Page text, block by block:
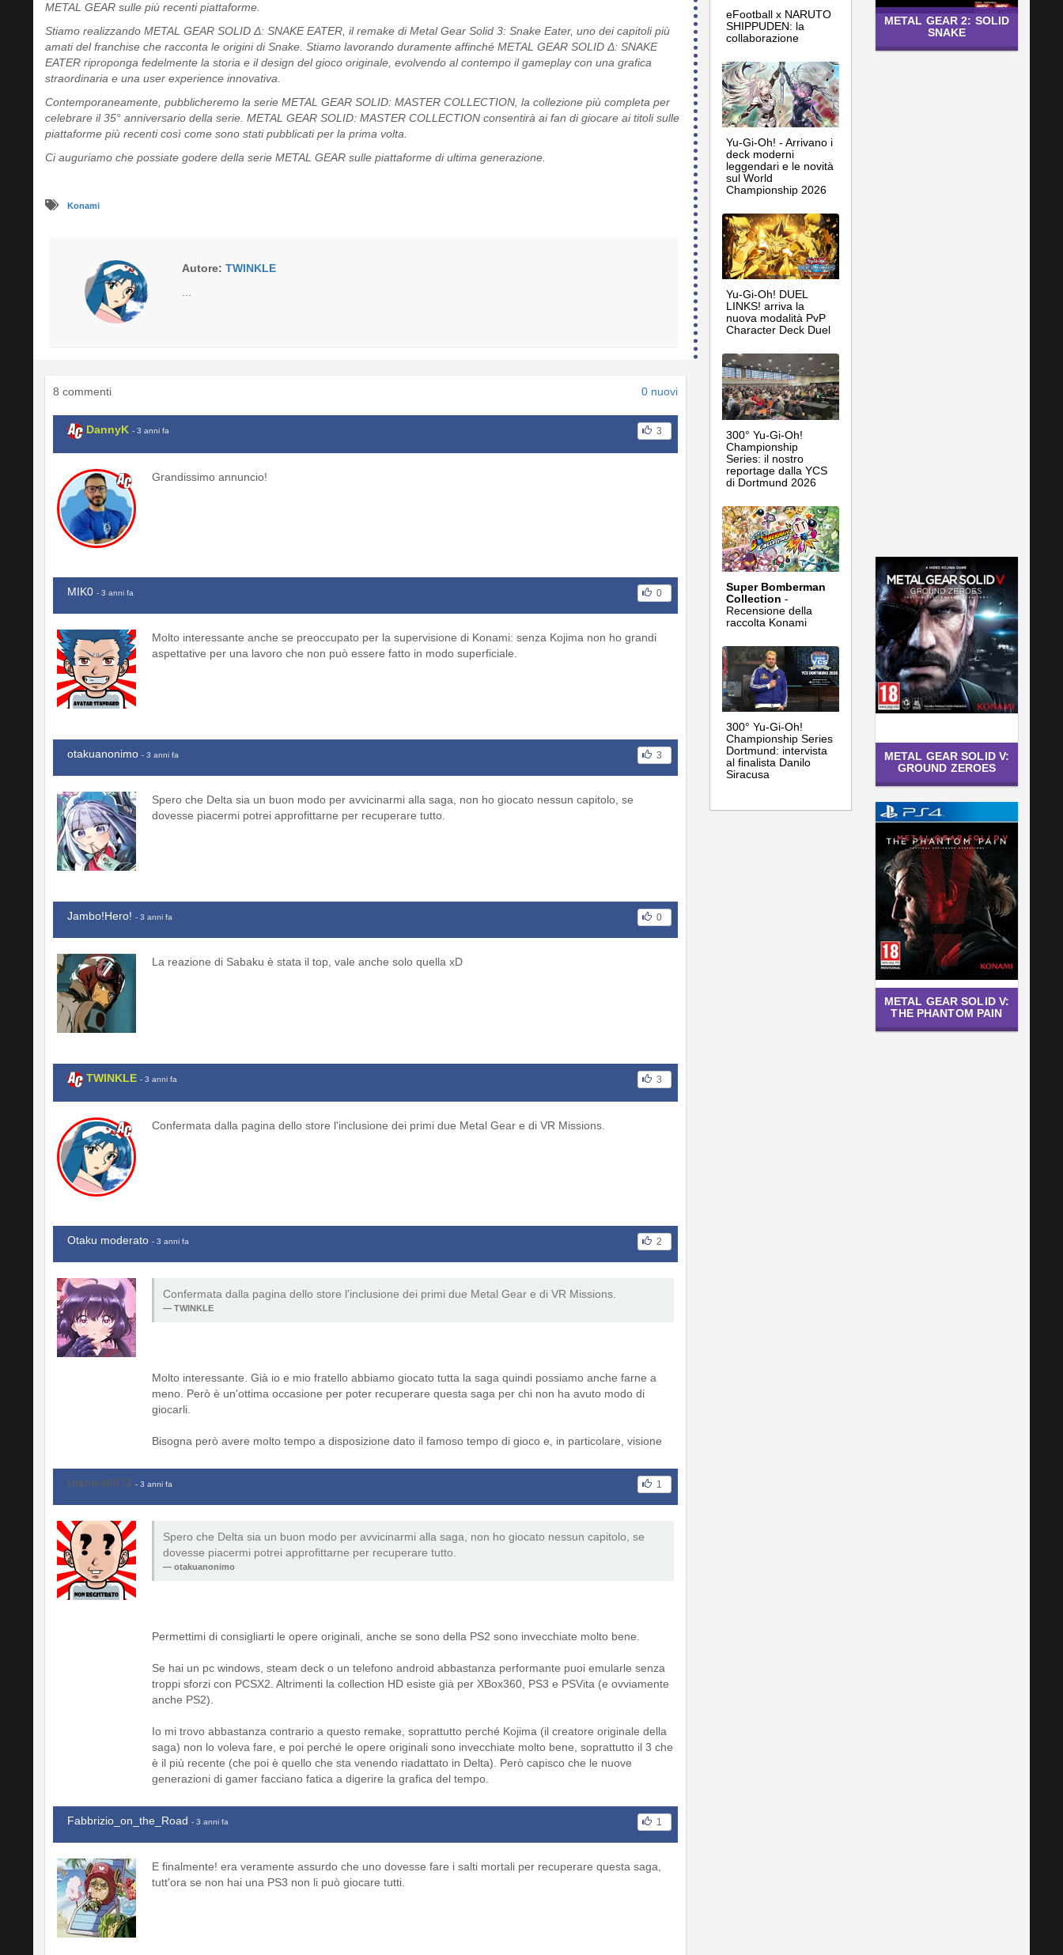
METAL GEAR sulle più recenti piattaforme.
Stiamo realizzando METAL GEAR SOLIDΔ: SNAKE EATER, il remake di Metal Gear Solid 3: Snake Eater, uno dei capitoli più
amati del franchise che racconta le origini di Snake. Stiamo lavorando duramente affinché METAL GEAR SOLIDΔ: SNAKE
EATER riproponga fedelmente la storia e il design del gioco originale, evolvendo al contempo il gameplay con una grafica
straordinaria e una user experience innovativa.
Contemporaneamente, pubblicheremo la serie METAL GEAR SOLID: MASTER COLLECTION, la collezione più completa per
celebrare il 35° anniversario della serie. METAL GEAR SOLID: MASTER COLLECTION consentirà ai fan di giocare ai titoli sulle
piattaforme più recenti così come sono stati pubblicati per la prima volta.
Ci auguriamo che possiate godere della serie METAL GEAR sulle piattaforme di ultima generazione.
Konami
Autore: TWINKLE
...
8 commenti 0 nuovi
DannyK - 3 anni fa 3
Grandissimo annuncio!
MIK0 - 3 anni fa 0
Molto interessante anche se preoccupato per la supervisione di Konami: senza Kojima non ho grandi
aspettative per una lavoro che non può essere fatto in modo superficiale.
otakuanonimo - 3 anni fa 3
Spero che Delta sia un buon modo per avvicinarmi alla saga, non ho giocato nessun capitolo, se
dovesse piacermi potrei approfittarne per recuperare tutto.
Jambo!Hero! - 3 anni fa 0
La reazione di Sabaku è stata il top, vale anche solo quella xD
TWINKLE - 3 anni fa 3
Confermata dalla pagina dello store l'inclusione dei primi due Metal Gear e di VR Missions.
Otaku moderato - 3 anni fa 2
Confermata dalla pagina dello store l'inclusione dei primi due Metal Gear e di VR Missions.
TWINKLE
Molto interessante. Già io e mio fratello abbiamo giocato tutta la saga quindi possiamo anche farne a
meno. Però è un'ottima occasione per poter recuperare questa saga per chi non ha avuto modo di
giocarli.
Bisogna però avere molto tempo a disposizione dato il famoso tempo di gioco e, in particolare, visione
Utente46572 - 3 anni fa 1
Spero che Delta sia un buon modo per avvicinarmi alla saga, non ho giocato nessun capitolo, se
dovesse piacermi potrei approfittarne per recuperare tutto.
otakuanonimo
Permettimi di consigliarti le opere originali, anche se sono della PS2 sono invecchiate molto bene.
Se hai un pc windows, steam deck o un telefono android abbastanza performante puoi emularle senza
troppi sforzi con PCSX2. Altrimenti la collection HD esiste già per XBox360, PS3 e PSVita (e ovviamente
anche PS2).
Io mi trovo abbastanza contrario a questo remake, soprattutto perché Kojima (il creatore originale della
saga) non lo voleva fare, e poi perché le opere originali sono invecchiate molto bene, soprattutto il 3 che
è il più recente (che poi è quello che sta venendo riadattato in Delta). Però capisco che le nuove
generazioni di gamer facciano fatica a digerire la grafica del tempo.
Fabbrizio_on_the_Road - 3 anni fa 1
E finalmente! era veramente assurdo che uno dovesse fare i salti mortali per recuperare questa saga,
tutt'ora se non hai una PS3 non li può giocare tutti.
eFootball x NARUTO
SHIPPUDEN: la
collaborazione
Yu-Gi-Oh! - Arrivano i
deck moderni
leggendari e le novità
sul World
Championship 2026
Yu-Gi-Oh! DUEL
LINKS! arriva la
nuova modalità PvP
Character Deck Duel
300° Yu-Gi-Oh!
Championship
Series: il nostro
reportage dalla YCS
di Dortmund 2026
Super Bomberman
Collection -
Recensione della
raccolta Konami
300° Yu-Gi-Oh!
Championship Series
Dortmund: intervista
al finalista Danilo
Siracusa
METAL GEAR 2: SOLID
SNAKE
METAL GEAR SOLID V:
GROUND ZEROES
METAL GEAR SOLID V:
THE PHANTOM PAIN